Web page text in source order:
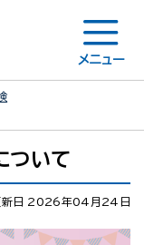
メニュー
ついて
新日 2026年04月24日